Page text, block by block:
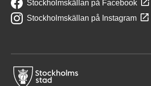
Stockholmskällan på Facebook
Stockholmskällan på Instagram